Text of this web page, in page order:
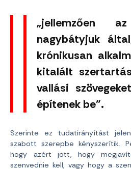
„jellemzően
nagybátyjuk
krónikusan
kitalált
vallási
építenek be”.
Szerinte ez tudatirányítást
szabott szerepbe kényszerítik.
hogy azért jött, hogy
szenvednie kell, vagy hogy a